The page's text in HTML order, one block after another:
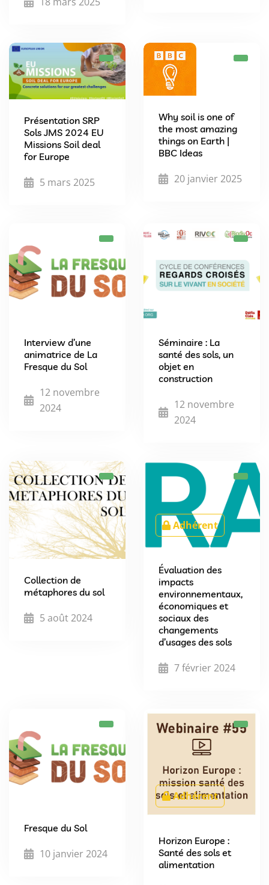
Présentation SRP
Sols JMS 2024 EU
Missions Soil deal
for Europe
5 mars 2025
Why soil is one of
the most amazing
things on Earth |
BBC Ideas
20 janvier 2025
Interview d’une
animatrice de La
Fresque du Sol
12 novembre
2024
Séminaire : La
santé des sols, un
objet en
construction
12 novembre
2024
Collection de
métaphores du sol
5 août 2024
Adhérent
Évaluation des
impacts
environnementaux,
économiques et
sociaux des
changements
d’usages des sols
7 février 2024
Fresque du Sol
10 janvier 2024
Adhérent
Horizon Europe :
Santé des sols et
alimentation